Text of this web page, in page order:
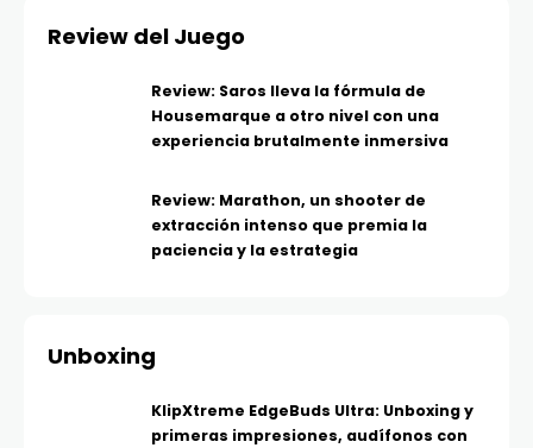
Review del Juego
Review: Saros lleva la fórmula de
Housemarque a otro nivel con una
experiencia brutalmente inmersiva
Review: Marathon, un shooter de
extracción intenso que premia la
paciencia y la estrategia
Unboxing
KlipXtreme EdgeBuds Ultra: Unboxing y
primeras impresiones, audífonos con